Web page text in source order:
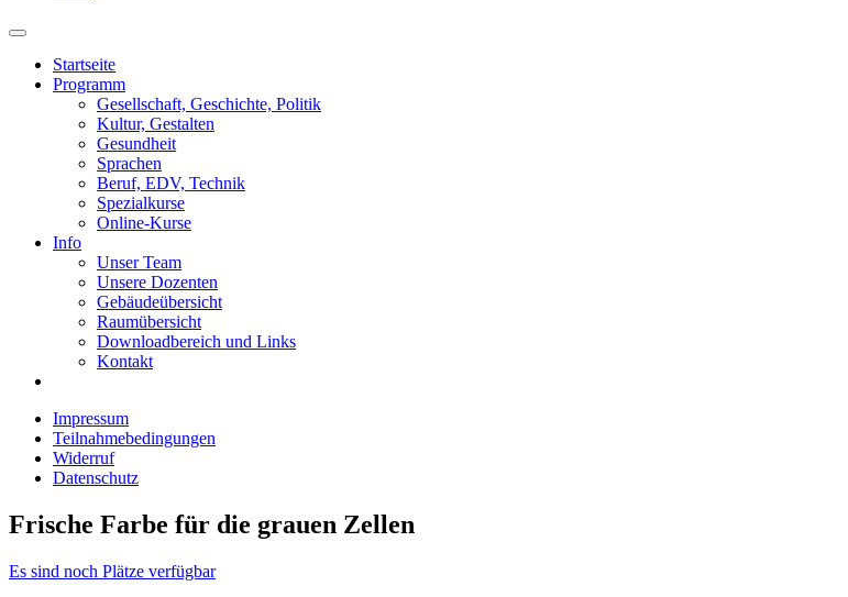
Startseite
Programm
Gesellschaft, Geschichte, Politik
Kultur, Gestalten
Gesundheit
Sprachen
Beruf, EDV, Technik
Spezialkurse
Online-Kurse
Info
Unser Team
Unsere Dozenten
Gebäudeübersicht
Raumübersicht
Downloadbereich und Links
Kontakt
Impressum
Teilnahmebedingungen
Widerruf
Datenschutz
Frische Farbe für die grauen Zellen
Es sind noch Plätze verfügbar